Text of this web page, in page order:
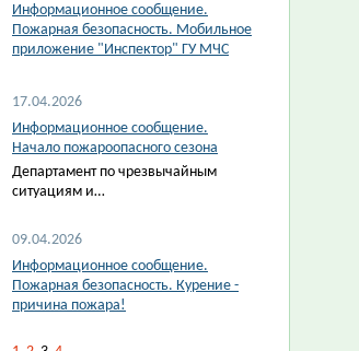
Информационное сообщение.
Пожарная безопасность. Мобильное
приложение "Инспектор" ГУ МЧС
17.04.2026
Информационное сообщение.
Начало пожароопасного сезона
Департамент по чрезвычайным
ситуациям и…
09.04.2026
Информационное сообщение.
Пожарная безопасность. Курение -
причина пожара!